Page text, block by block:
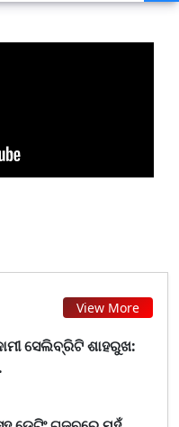
View More
ସେଲିବ୍ରିଟି ଶାହରୁଖ: